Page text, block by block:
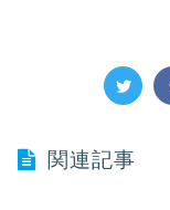
関連記事